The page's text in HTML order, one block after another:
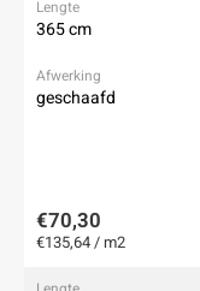
365 cm
geschaafd
€70,30
€135,64 / m2